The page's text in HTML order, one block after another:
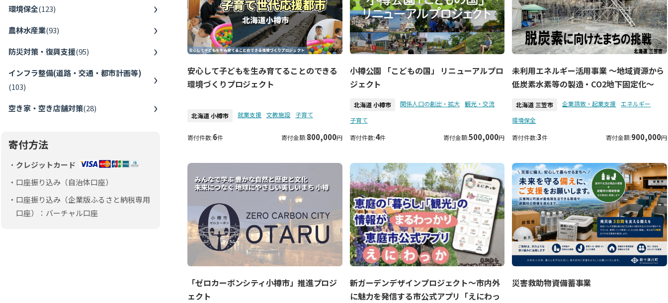
環境保全(123)
農林水産業(93)
防災対策・復興支援(95)
インフラ整備(道路・交通・都市計画等)
(103)
空き家・空き店舗対策(28)
寄付方法
クレジットカード
口座振り込み（自治体口座）
口座振り込み（企業版ふるさと納税専用
口座）：バーチャル口座
安心して子どもを生み育てることのできる
環境づくりプロジェクト
北海道 小樽市 就業支援 文教施設 子育て
寄付件数:6件 寄付金額:800,000円
小樽公園 「こどもの国」 リニューアルプロ
ジェクト
北海道 小樽市 関係人口の創出・拡大
観光・交流
子育て
寄付件数:4件 寄付金額:500,000円
未利用エネルギー活用事業 ～地域資源から
低炭素水素等の製造・CO2地下固定化～
北海道 三笠市 企業誘致・起業支援
エネルギー
環境保全
寄付件数:3件 寄付金額:900,000円
「ゼロカーボンシティ小樽市」推進プロジ
ェクト
新ガーデンデザインプロジェクト～市内外
に魅力を発信する市公式アプリ「えにわっ
災害救助物資備蓄事業